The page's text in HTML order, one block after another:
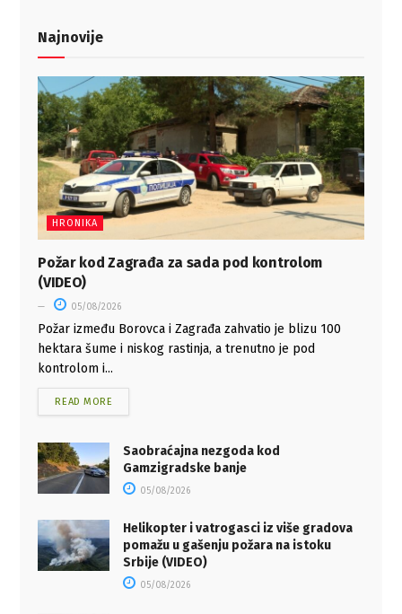
Najnovije
HRONIKA
Požar kod Zagrađa za sada pod kontrolom
(VIDEO)
05/08/2026
Požar između Borovca i Zagrađa zahvatio je blizu 100
hektara šume i niskog rastinja, a trenutno je pod
kontrolom i...
READ MORE
Saobraćajna nezgoda kod
Gamzigradske banje
05/08/2026
Helikopter i vatrogasci iz više gradova
pomažu u gašenju požara na istoku
Srbije (VIDEO)
05/08/2026